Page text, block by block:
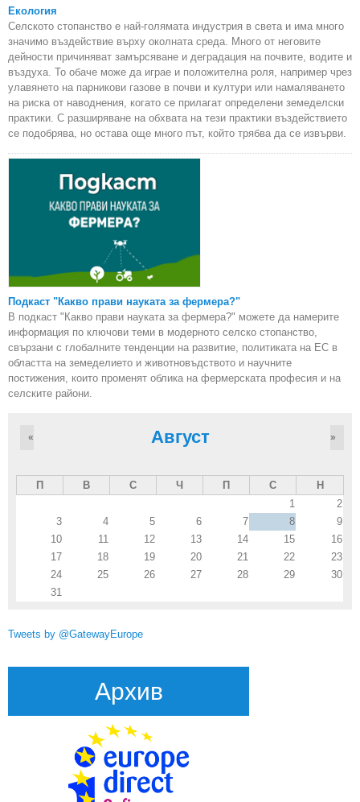
Екология
Селското стопанство е най-голямата индустрия в света и има много
значимо въздействие върху околната среда. Много от неговите
дейности причиняват замърсяване и деградация на почвите, водите и
въздуха. То обаче може да играе и положителна роля, например чрез
улавянето на парникови газове в почви и култури или намаляването
на риска от наводнения, когато се прилагат определени земеделски
практики. С разширяване на обхвата на тези практики въздействието
се подобрява, но остава още много път, който трябва да се извърви.
Подкаст "Какво прави науката за фермера?"
В подкаст "Какво прави науката за фермера?" можете да намерите
информация по ключови теми в модерното селско стопанство,
свързани с глобалните тенденции на развитие, политиката на ЕС в
областта на земеделието и животновъдството и научните
постижения, които променят облика на фермерската професия и на
селските райони.
Август
« »
П В С Ч П С
Н
1
2
3
4 5 6 7 8
9
10
11 12 13 14 15
16
17
18 19 20 21 22
23
24
25 26 27 28 29
30
31
Tweets by @GatewayEurope
Архив